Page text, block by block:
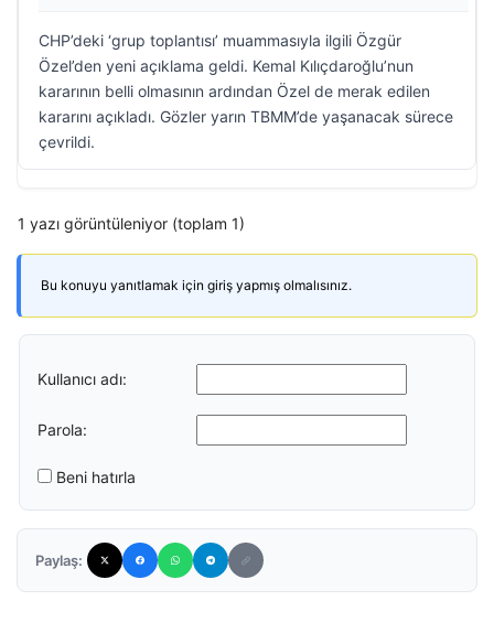
CHP’deki ‘grup toplantısı’ muammasıyla ilgili Özgür
Özel’den yeni açıklama geldi. Kemal Kılıçdaroğlu’nun
kararının belli olmasının ardından Özel de merak edilen
kararını açıkladı. Gözler yarın TBMM’de yaşanacak sürece
çevrildi.
1 yazı görüntüleniyor (toplam 1)
Bu konuyu yanıtlamak için giriş yapmış olmalısınız.
Kullanıcı adı:
Parola:
Beni hatırla
Paylaş: